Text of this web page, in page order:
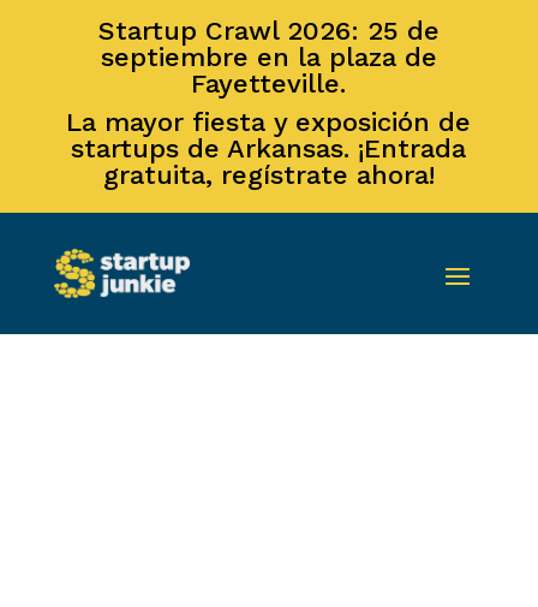
Startup Crawl 2026: 25 de
septiembre en la plaza de
Fayetteville.
La mayor fiesta y exposición de
startups de Arkansas. ¡Entrada
gratuita, regístrate ahora!